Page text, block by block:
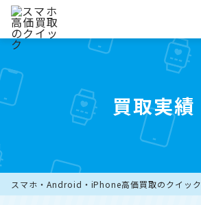
買取実績
スマホ・Android・iPhone高価買取のクイック